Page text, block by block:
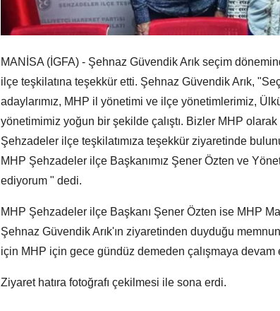
MANİSA (İGFA) - Şehnaz Güvendik Arık seçim
ilçe teşkilatına teşekkür etti. Şehnaz Güvendik Arık,
adaylarımız, MHP il yönetimi ve ilçe yönetimlerimiz,
yönetimimiz yoğun bir şekilde çalıştı. Bizler MHP
Şehzadeler ilçe teşkilatımıza teşekkür ziyaretinde
MHP Şehzadeler ilçe Başkanımız Şener Özten ve
ediyorum " dedi.
MHP Şehzadeler ilçe Başkanı Şener Özten ise MHP
Şehnaz Güvendik Arık'ın ziyaretinden duyduğu
için MHP için gece gündüz demeden çalışmaya
Ziyaret hatıra fotoğrafı çekilmesi ile sona erdi.